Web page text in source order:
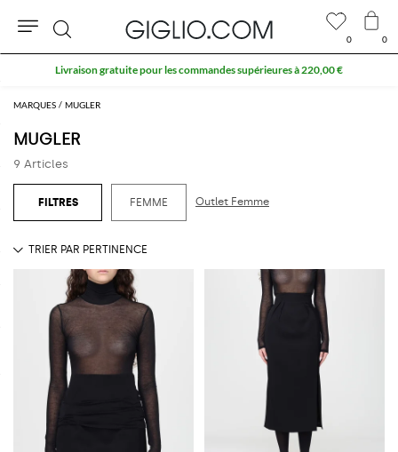
MARQUES MUGLER
MUGLER
9 Articles
FEMME Outlet Femme
0 0
Rechercher
Livraison gratuite pour les commandes supérieures à 220,00 €